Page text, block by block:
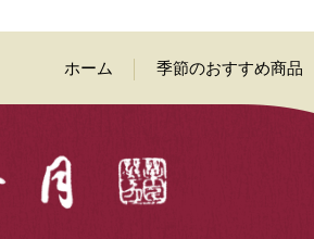
ホーム 季節のおすすめ商品